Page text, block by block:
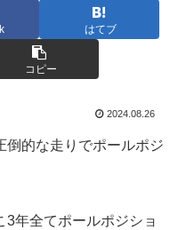
はてブ
コピー
2024.08.26
倒的な走りでポールポジ
3年全てポールポジショ